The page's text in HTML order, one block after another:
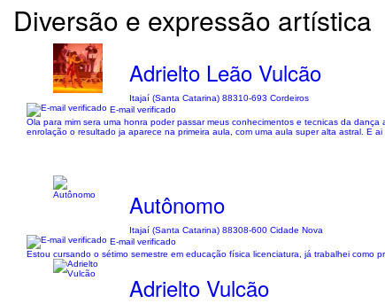
Diversão e expressão artística
Adrielto Leão Vulcão
Itajaí (Santa Catarina) 88310-693 Cordeiros
E-mail verificado
Ola para mim sera uma honra poder passar meus conhecimentos e tecnicas da
enrolação o resultado ja aparece na primeira aula, com uma aula super alta astral. E
Autônomo
Itajaí (Santa Catarina) 88308-600 Cidade Nova
E-mail verificado
Estou cursando o sétimo semestre em educação física licenciatura, já trabalhei como
Adrielto Vulcão